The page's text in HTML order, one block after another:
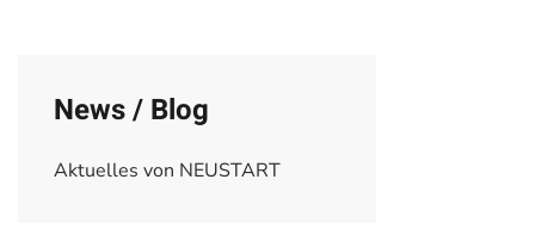
News / Blog
Aktuelles von NEUSTART